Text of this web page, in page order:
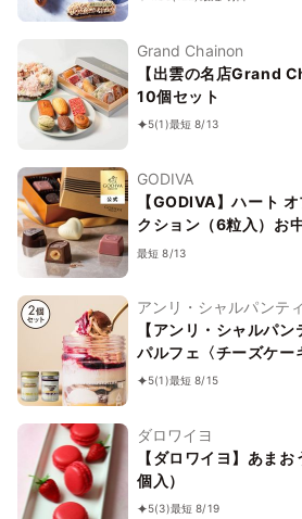
Grand Chainon
【出雲の名店Grand
10個セット
5(1)最短 8/13
GODIVA
【GODIVA】ハート
クション（6粒入）お
最短 8/13
アンリ・シャルパンテ
【アンリ・シャルパン
パルフェ〈チーズケー
ラン〉
5(1)最短 8/15
ダロワイヨ
【ダロワイヨ】あま
個入）
5(3)最短 8/19